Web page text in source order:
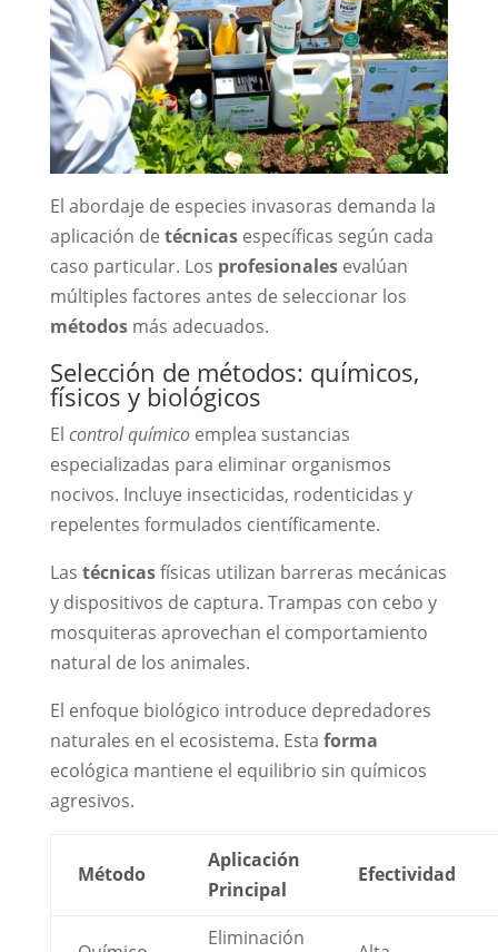
El abordaje de especies invasoras demanda la
aplicación de técnicasespecíficas según cada
caso particular. Los profesionalesevalúan
múltiples factores antes de seleccionar los
métodosmás adecuados.
Selección de métodos: químicos,
físicos y biológicos
El control químicoemplea sustancias
especializadas para eliminar organismos
nocivos. Incluye insecticidas, rodenticidas y
repelentes formulados científicamente.
Las técnicasfísicas utilizan barreras mecánicas
y dispositivos de captura. Trampas con cebo y
mosquiteras aprovechan el comportamiento
natural de los animales.
El enfoque biológico introduce depredadores
naturales en el ecosistema. Esta forma
ecológica mantiene el equilibrio sin químicos
agresivos.
Método
Aplicación
Principal
Efectividad
Eliminación